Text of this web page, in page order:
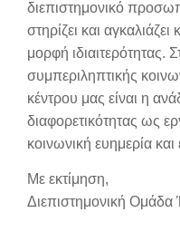
διεπιστημονικό
στηρίζει και
μορφή ιδιαιτερότητας.
συμπεριληπτικής
κέντρου μας είναι η
διαφορετικότητας ως
κοινωνική ευημερία και
Με εκτίμηση,
Διεπιστημονική